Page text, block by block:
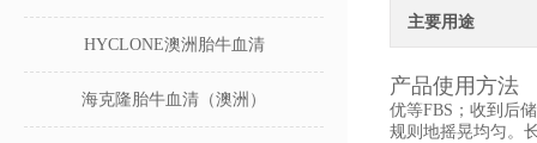
HYCLONE澳洲胎牛血清
海克隆胎牛血清（澳洲）
主要用途
产品使用方法
优等FBS；收到后
规则地摇晃均匀。